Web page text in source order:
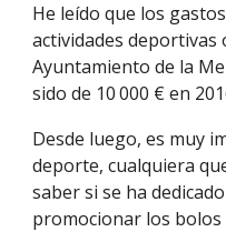
He leído que los
actividades deportivas
Ayuntamiento de la
sido de 10 000 € en
Desde luego, es muy
deporte, cualquiera
saber si se ha
promocionar los